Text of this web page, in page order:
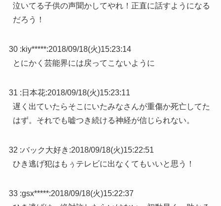
泣いてる子供の声聞かしてやれ！正直に話すようになる
だろう！
30 :kiy*****:2018/09/18(火)15:23:14
とにかく芸能界には戻ってこないように
31 : 日本花:2018/09/18(火)15:23:11
遅く出ていたらそこにいたみなさんが重傷か死亡してた
はず。それでも嘘つき続ける神経が信じられない。
32 :バック大好き :2018/09/18(火)15:22:51
ひき逃げ犯はもぅテレビに出なくてもいいと思う！
33 :gsx*****:2018/09/18(火)15:22:37